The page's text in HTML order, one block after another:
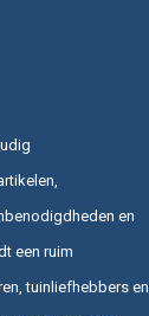
en
een ruim
tuinliefhebbers en